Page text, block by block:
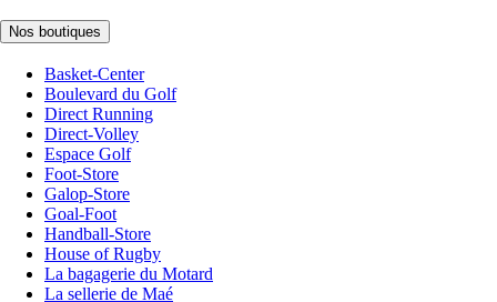
Nos boutiques
Basket-Center
Boulevard du Golf
Direct Running
Direct-Volley
Espace Golf
Foot-Store
Galop-Store
Goal-Foot
Handball-Store
House of Rugby
La bagagerie du Motard
La sellerie de Maé